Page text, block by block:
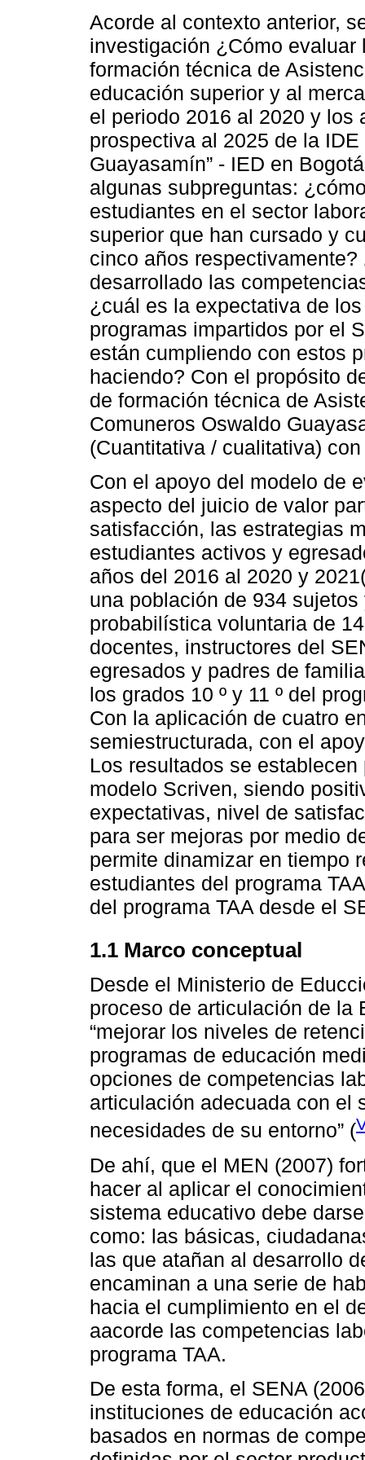
Acorde al contexto anterior,
investigación ¿Cómo
formación técnica de
educación superior y al
el periodo 2016 al 2020 y los
prospectiva al 2025 de la
Guayasamín” - IED en
algunas subpreguntas:
estudiantes en el sector
superior que han cursado y
cinco años
desarrollado las
¿cuál es la expectativa de
programas impartidos por el
están cumpliendo con estos
haciendo? Con el propósito
de formación técnica de
Comuneros Oswaldo
(Cuantitativa / cualitativa)
Con el apoyo del modelo de
aspecto del juicio de valor
satisfacción, las estrategias
estudiantes activos y
años del 2016 al 2020 y
una población de 934
probabilística voluntaria de
docentes, instructores del
egresados y padres de
los grados 10 º y 11 º del
Con la aplicación de cuatro
semiestructurada, con el
Los resultados se
modelo Scriven, siendo
expectativas, nivel de
para ser mejoras por medio
permite dinamizar en tiempo
estudiantes del programa
del programa TAA desde el
1.1 Marco conceptual
Desde el Ministerio de
proceso de articulación de la
“mejorar los niveles de
programas de educación
opciones de competencias
articulación adecuada con el
necesidades de su entorno” (
De ahí, que el MEN (2007)
hacer al aplicar el
sistema educativo debe
como: las básicas,
las que atañan al desarrollo
encaminan a una serie de
hacia el cumplimiento en el
aacorde las competencias
programa TAA.
De esta forma, el SENA
instituciones de educación
basados en normas de